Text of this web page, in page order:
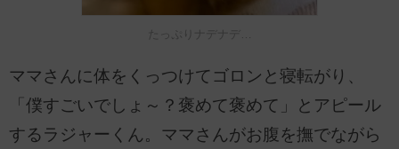
たっぷりナデナデ…
ママさんに体をくっつけてゴロンと寝転がり、
「僕すごいでしょ～？褒めて褒めて」とアピール
するラジャーくん。ママさんがお腹を撫でながら